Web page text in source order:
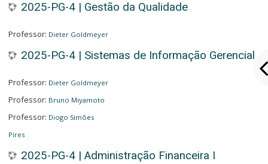
2025-PG-4 | Gestão da Qualidade
Professor: Dieter Goldmeyer
2025-PG-4 | Sistemas de Informação Gerencial
Professor: Dieter Goldmeyer
Professor: Bruno Miyamoto
Professor: Diogo Simões
Pires
2025-PG-4 | Administração Financeira I